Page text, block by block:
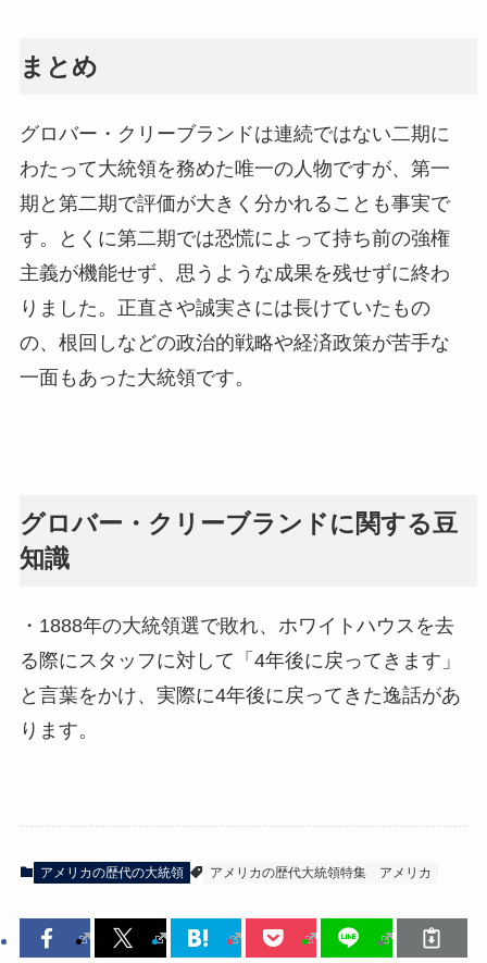
まとめ
グロバー・クリーブランドは連続ではない二期に
わたって大統領を務めた唯一の人物ですが、第一
期と第二期で評価が大きく分かれることも事実で
す。とくに第二期では恐慌によって持ち前の強権
主義が機能せず、思うような成果を残せずに終わ
りました。正直さや誠実さには長けていたもの
の、根回しなどの政治的戦略や経済政策が苦手な
一面もあった大統領です。
グロバー・クリーブランドに関する豆
知識
・1888年の大統領選で敗れ、ホワイトハウスを去
る際にスタッフに対して「4年後に戻ってきます」
と言葉をかけ、実際に4年後に戻ってきた逸話があ
ります。
アメリカの歴代の大統領 アメリカの歴代大統領特集 アメリカ